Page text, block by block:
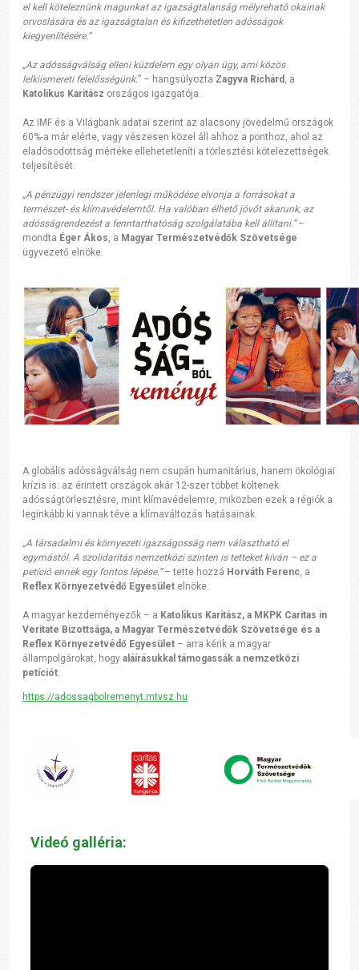
el kell köteleznünk magunkat az igazságtalanság mélyreható okainak
orvoslására és az igazságtalan és kifizethetetlen adósságok
kiegyenlítésére.”
„Az adósságválság elleni küzdelem egy olyan ügy, ami közös
lelkiismereti felelősségünk.” – hangsúlyozta Zagyva Richárd
, a
Katolikus Karitász országos igazgatója.
Az IMF és a Világbank adatai szerint az alacsony jövedelmű országok
60%-a már elérte, vagy vészesen közel áll ahhoz a ponthoz, ahol az
eladósodottság mértéke ellehetetleníti a törlesztési kötelezettségek
teljesítését.
„A pénzügyi rendszer jelenlegi működése elvonja a forrásokat a
természet- és klímavédelemtől. Ha valóban élhető jövőt akarunk, az
adósságrendezést a fenntarthatóság szolgálatába kell állítani.”–
mondta Éger Ákos , a Magyar Természetvédők Szövetsége
ügyvezető elnöke.
A globális adósságválság nem csupán humanitárius, hanem ökológiai
krízis is: az érintett országok akár 12-szer többet költenek
adósságtörlesztésre, mint klímavédelemre, miközben ezek a régiók a
leginkább ki vannak téve a klímaváltozás hatásainak.
„A társadalmi és környezeti igazságosság nem választható el
egymástól. A szolidaritás nemzetközi szinten is tetteket kíván – ez a
petíció ennek egy fontos lépése.”– tette hozzá Horváth Ferenc , a
Reflex Környezetvédő Egyesület elnöke.
A magyar kezdeményezők – a Katolikus Karitász, a MKPK Caritas in
Veritate Bizottsága, a Magyar Természetvédők Szövetsége és a
Reflex Környezetvédő Egyesület – arra kérik a magyar
állampolgárokat, hogyaláírásukkal támogassák a nemzetközi
petíciót:
https://adossagbolremenyt.mtvsz.hu
Videó galléria: